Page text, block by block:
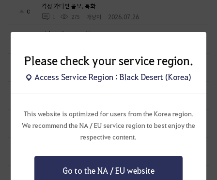
Please check your service region.
Access Service Region : Black Desert (Korea)
This website is optimized for users from the Korea region.
We recommend the NA / EU service region to best enjoy the
respective content.
Go to the NA / EU website
0
각성 가디언 콤보, 특화
1 275 개냥이 2026.07.26
전승 노바 콤보, 특화
0
세라핌 콤보, 특화
778 개냥이 2026.06.30
0
0
스칼라 콤보, 특화
0 859 개냥이 2026.06.14
0 2.8K 번버리 2026.04.20
2026 각성금수랑 PVE 가이드 Ver.2